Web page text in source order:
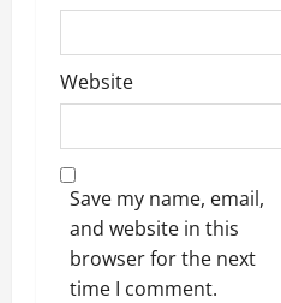
Website
Save my name, email,
and website in this
browser for the next
time I comment.